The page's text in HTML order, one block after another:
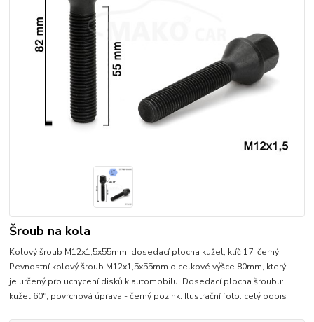
Šroub na kola
Kolový šroub M12x1,5x55mm, dosedací plocha kužel, klíč 17, černý
Pevnostní kolový šroub M12x1,5x55mm o celkové výšce 80mm, který
je určený pro uchycení disků k automobilu. Dosedací plocha šroubu:
kužel 60°, povrchová úprava - černý pozink. Ilustrační foto. celý popis